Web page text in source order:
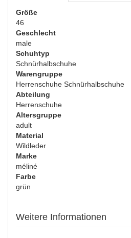
Größe
46
Geschlecht
male
Schuhtyp
Schnürhalbschuhe
Warengruppe
Herrenschuhe Schnürhalbschuhe
Abteilung
Herrenschuhe
Altersgruppe
adult
Material
Wildleder
Marke
méliné
Farbe
grün
Weitere Informationen